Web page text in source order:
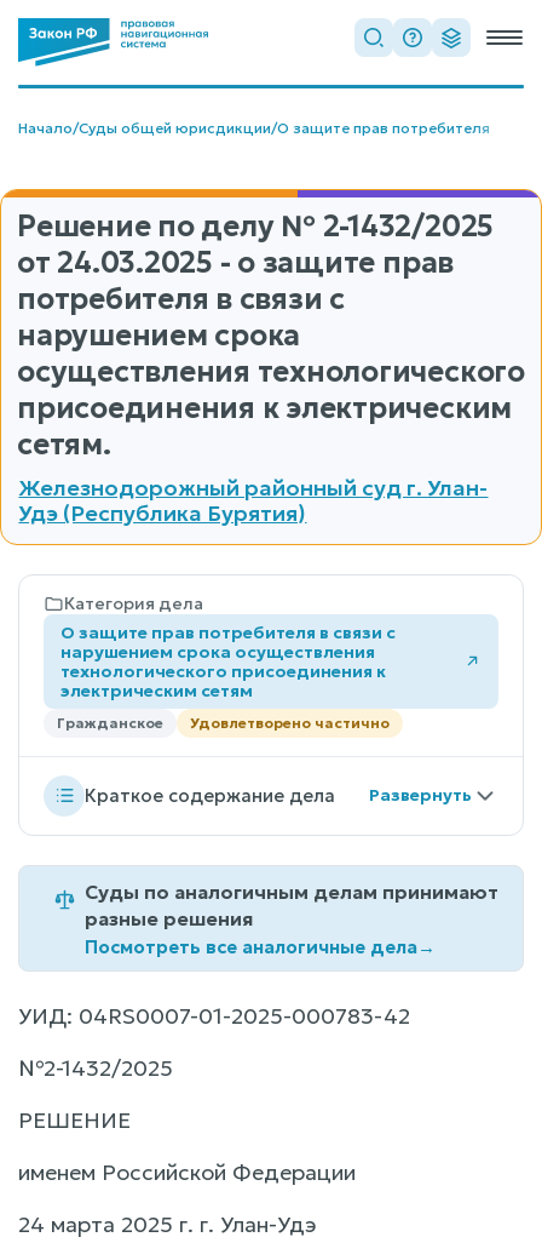
Начало/Суды общей юрисдикции/О защите прав потребителя
Решение по делу № 2-1432/2025
от 24.03.2025 - о защите прав
потребителя в связи с
нарушением срока
осуществления технологического
присоединения к электрическим
сетям.
Железнодорожный районный суд г. Улан-
Удэ (Республика Бурятия)
Категория дела
О защите прав потребителя в связи с
нарушением срока осуществления
технологического присоединения к
электрическим сетям
Гражданское Удовлетворено частично
Краткое содержание дела
Суды по аналогичным делам принимают
разные решения
Посмотреть все аналогичные дела→
УИД: 04RS0007-01-2025-000783-42
№2-1432/2025
РЕШЕНИЕ
именем Российской Федерации
24 марта 2025 г. г. Улан-Удэ